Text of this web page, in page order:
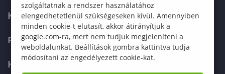
KÉPZÉSEK
FELVÉTELIZŐKNEK
HALLGATÓKNAK
szolgáltatnak a rendszer használatához
elengedhetetlenül szükségeseken kívül. Amennyiben
minden cookie-t elutasít, akkor átirányítjuk a
google.com-ra, mert nem tudjuk megjeleníteni a
weboldalunkat. Beállítások gombra kattintva tudja
módosítani az engedélyezett cookie-kat.